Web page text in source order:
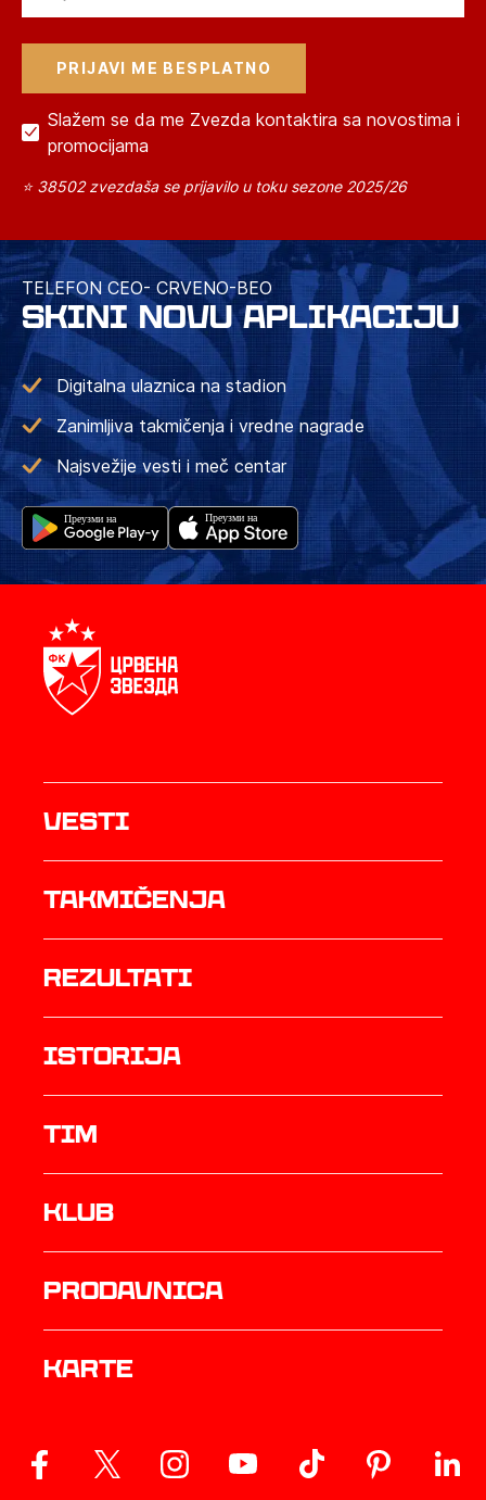
Slažem se da me Zvezda kontaktira sa novostima i
promocijama
⭐ 38502 zvezdaša se prijavilo u toku sezone 2025/26
TELEFON CEO- CRVENO-BEO
SKINI NOVU APLIKACIJU
Digitalna ulaznica na stadion
Zanimljiva takmičenja i vredne nagrade
Najsvežije vesti i meč centar
Vesti
Takmičenja
rezultati
istorija
TIM
Klub
prodavnica
Karte